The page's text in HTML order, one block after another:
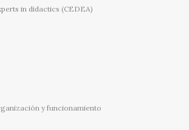
in didactics (CEDEA)
y funcionamiento